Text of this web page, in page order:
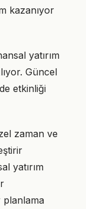
kazanıyor
yatırım
Güncel
etkinliği
zaman ve
yatırım
planlama